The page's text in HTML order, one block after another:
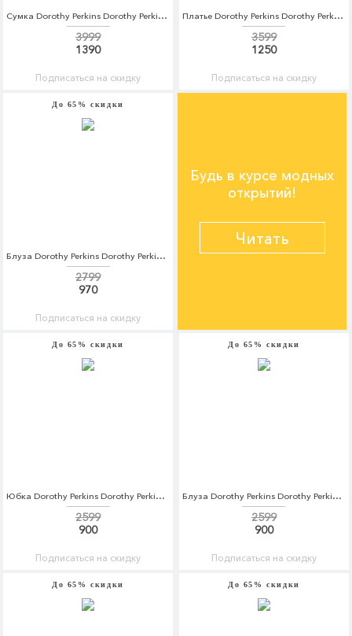
Сумка Dorothy Perkins Dorothy Perkins DO005BWCMQB9
3999
1390
Подписаться на скидку
Платье Dorothy Perkins Dorothy Perkins DO005EWCYCM8
3599
1250
Подписаться на скидку
До 65% скидки
Блуза Dorothy Perkins Dorothy Perkins DO005EWCCTS2
2799
970
Подписаться на скидку
Будь в курсе модных
открытий!
Читать
До 65% скидки
Юбка Dorothy Perkins Dorothy Perkins DO005EWCKZX1
2599
900
Подписаться на скидку
До 65% скидки
Блуза Dorothy Perkins Dorothy Perkins DO005EWCCTS4
2599
900
Подписаться на скидку
До 65% скидки До 65% скидки